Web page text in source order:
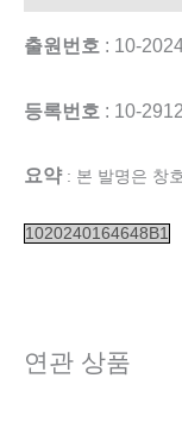
출원번호 : 10-
등록번호 : 10-
요약 : 본 발명은 창
1020240164648B1
연관 상품